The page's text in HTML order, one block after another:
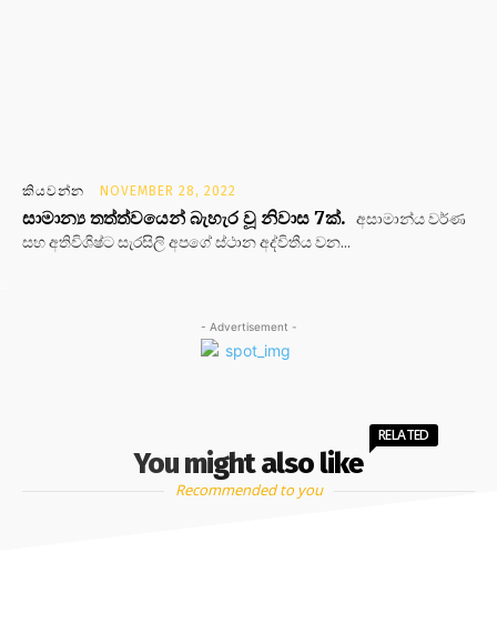
කියවන්න NOVEMBER 28, 2022
සාමාන්‍ය තත්ත්වයෙන් බැහැර වූ නිවාස 7ක්. අසාමාන්ය වර්ණ
සහ අතිවිශිෂ්ට සැරසිලි අපගේ ස්ථාන අද්විතීය වන...
- Advertisement -
You might also like
RELATED
Recommended to you